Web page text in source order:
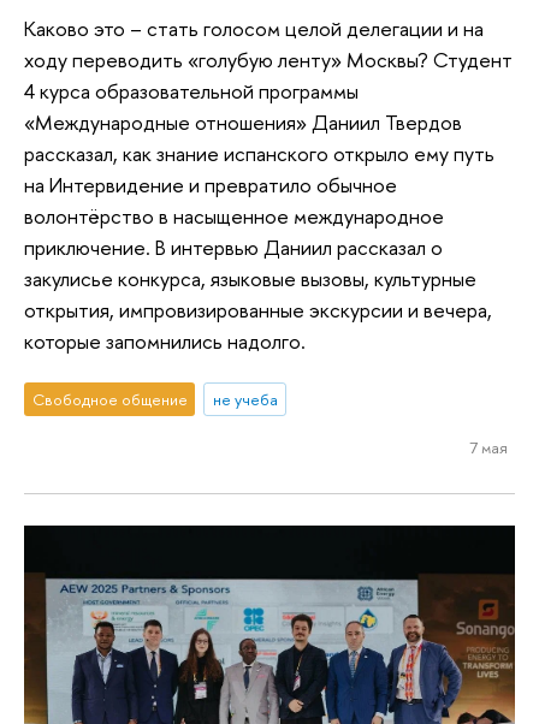
Каково это – стать голосом целой делегации и на
ходу переводить «голубую ленту» Москвы? Студент
4 курса образовательной программы
«Международные отношения» Даниил Твердов
рассказал, как знание испанского открыло ему путь
на Интервидение и превратило обычное
волонтёрство в насыщенное международное
приключение. В интервью Даниил рассказал о
закулисье конкурса, языковые вызовы, культурные
открытия, импровизированные экскурсии и вечера,
которые запомнились надолго.
Свободное общение не учеба
7 мая